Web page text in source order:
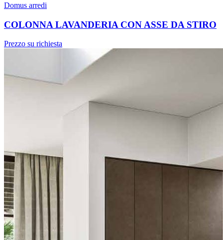
Domus arredi
COLONNA LAVANDERIA CON ASSE DA STIRO
Prezzo su richiesta